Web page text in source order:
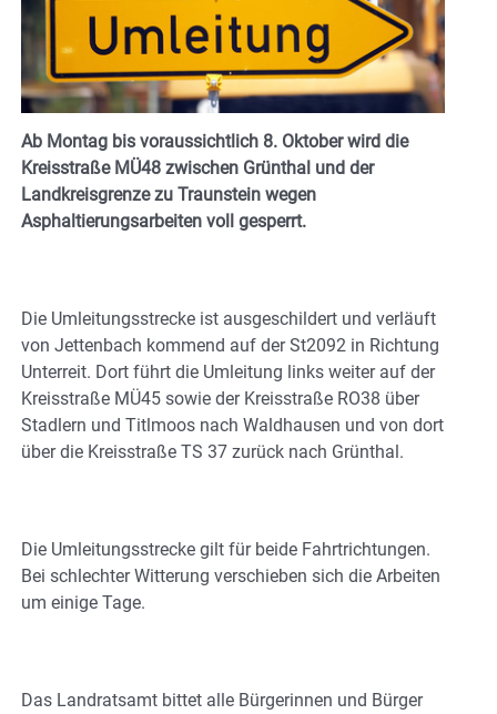
Ab Montag bis voraussichtlich 8. Oktober wird die
Kreisstraße MÜ48 zwischen Grünthal und der
Landkreisgrenze zu Traunstein wegen
Asphaltierungsarbeiten voll gesperrt.
Die Umleitungsstrecke ist ausgeschildert und verläuft
von Jettenbach kommend auf der St2092 in Richtung
Unterreit. Dort führt die Umleitung links weiter auf der
Kreisstraße MÜ45 sowie der Kreisstraße RO38 über
Stadlern und Titlmoos nach Waldhausen und von dort
über die Kreisstraße TS 37 zurück nach Grünthal.
Die Umleitungsstrecke gilt für beide Fahrtrichtungen.
Bei schlechter Witterung verschieben sich die Arbeiten
um einige Tage.
Das Landratsamt bittet alle Bürgerinnen und Bürger